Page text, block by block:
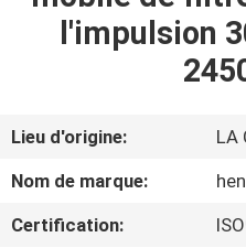
PRODUITS
SUJET
DE
NOUS
l'impulsion
Lieu d'origine:
LA
Nom de marque:
Certification: